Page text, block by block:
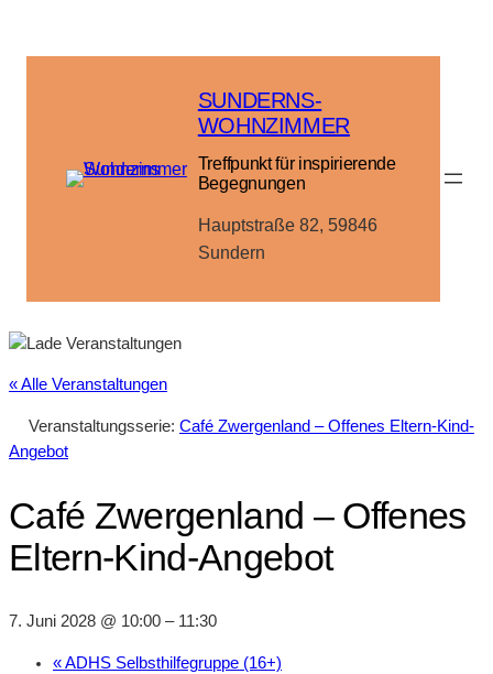
SUNDERNS-
WOHNZIMMER
Treffpunkt für inspirierende
Begegnungen
Hauptstraße 82, 59846
Sundern
« Alle Veranstaltungen
Veranstaltungsserie: Café Zwergenland – Offenes Eltern-Kind-
Angebot
Café Zwergenland – Offenes
Eltern-Kind-Angebot
7. Juni 2028 @ 10:00 – 11:30
«ADHS Selbsthilfegruppe (16+)